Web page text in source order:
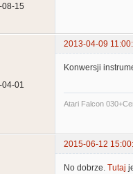
15
2013-04-09
01
Konwersji
Atari Falcon
2015-06-12
No dobrze. Tutaj